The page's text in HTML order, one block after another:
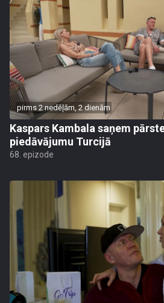
pirms 2 nedēļām, 2 dienām
Kaspars Kambala saņem
piedāvājumu Turcijā
68. epizode